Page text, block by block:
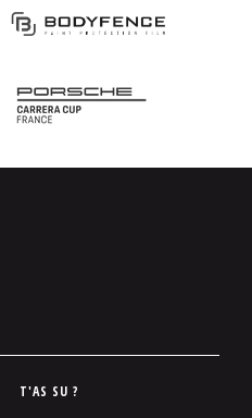
T'AS SU ?